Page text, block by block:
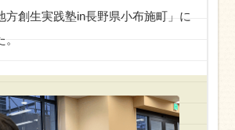
方創生実践塾in長野県小布施町」に